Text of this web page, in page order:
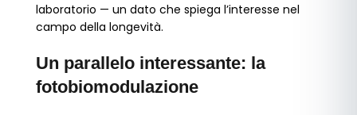
laboratorio — un dato che spiega l’interesse nel
campo della longevità.
Un parallelo interessante: la
fotobiomodulazione